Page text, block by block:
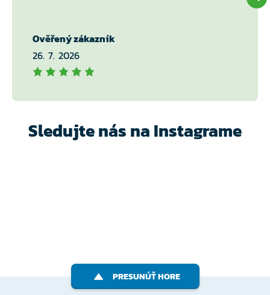
Ověřený zákazník
26. 7. 2026
Sledujte nás na Instagrame
PRESUNÚŤ HORE